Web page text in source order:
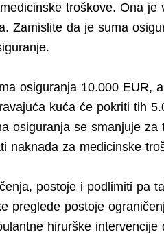
troškove. Ona je
Zamislite da je suma
osiguranja 10.000 EUR,
kuća će pokriti tih
osiguranja se smanjuje
naknada za medicinske
postoje i podlimiti pa
preglede postoje
hirurške intervencije